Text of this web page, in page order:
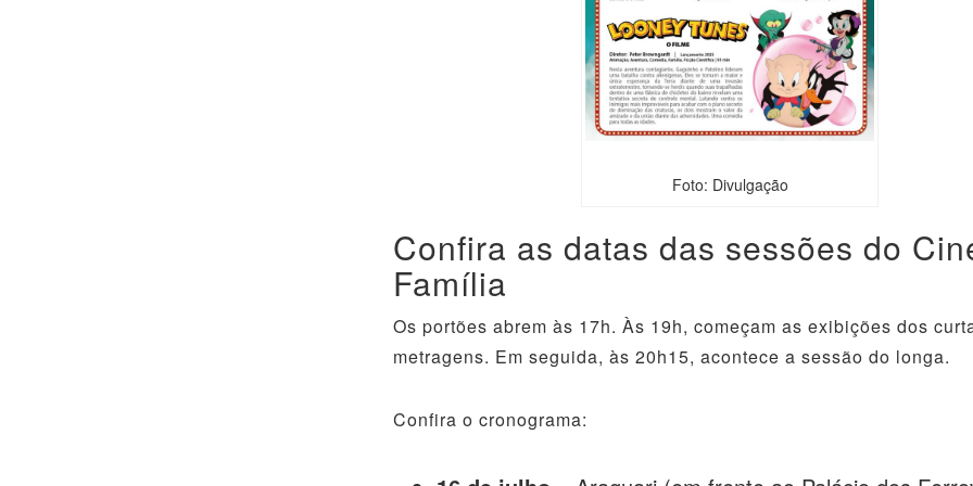
Foto: Divulgação
Confira as datas das sessões do
Família
Os portões abrem às 17h. Às 19h, começam as exibições dos
metragens. Em seguida, às 20h15, acontece a sessão do longa.
Confira o cronograma: